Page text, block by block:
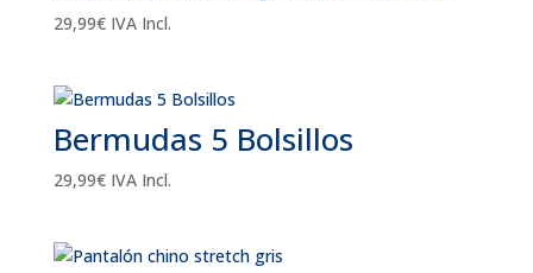
29,99€ IVA Incl.
Bermudas 5 Bolsillos
29,99€ IVA Incl.